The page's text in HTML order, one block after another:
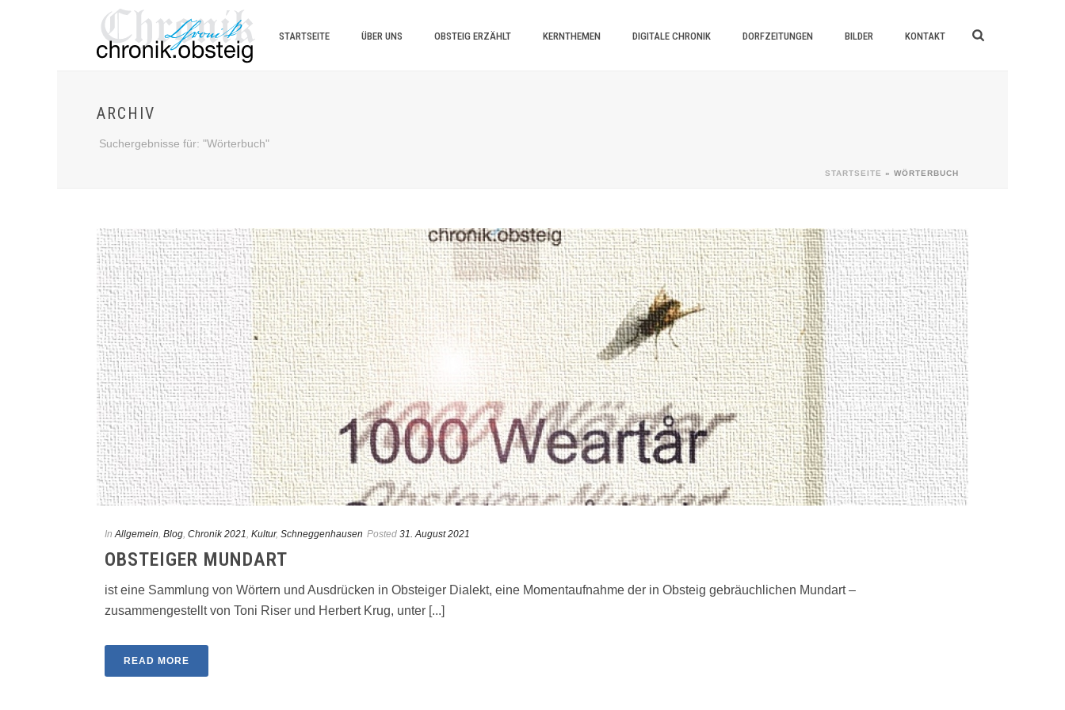
STARTSEITE ÜBER UNS OBSTEIG ERZÄHLT KERNTHEMEN DIGITALE CHRONIK DORFZEITUNGEN BILDER KONTAKT
ARCHIV
Suchergebnisse für: "Wörterbuch"
STARTSEITE » WÖRTERBUCH
In Allgemein, Blog, Chronik 2021, Kultur, Schneggenhausen Posted 31. August 2021
OBSTEIGER MUNDART
ist eine Sammlung von Wörtern und Ausdrücken in Obsteiger Dialekt, eine Momentaufnahme der in Obsteig gebräuchlichen Mundart –
zusammengestellt von Toni Riser und Herbert Krug, unter [...]
READ MORE